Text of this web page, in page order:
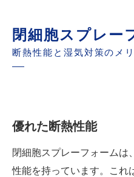
閉細胞スプレー
断熱性能と湿気対策のメ
優れた断熱性能
閉細胞スプレーフォームは
性能を持っています。これ